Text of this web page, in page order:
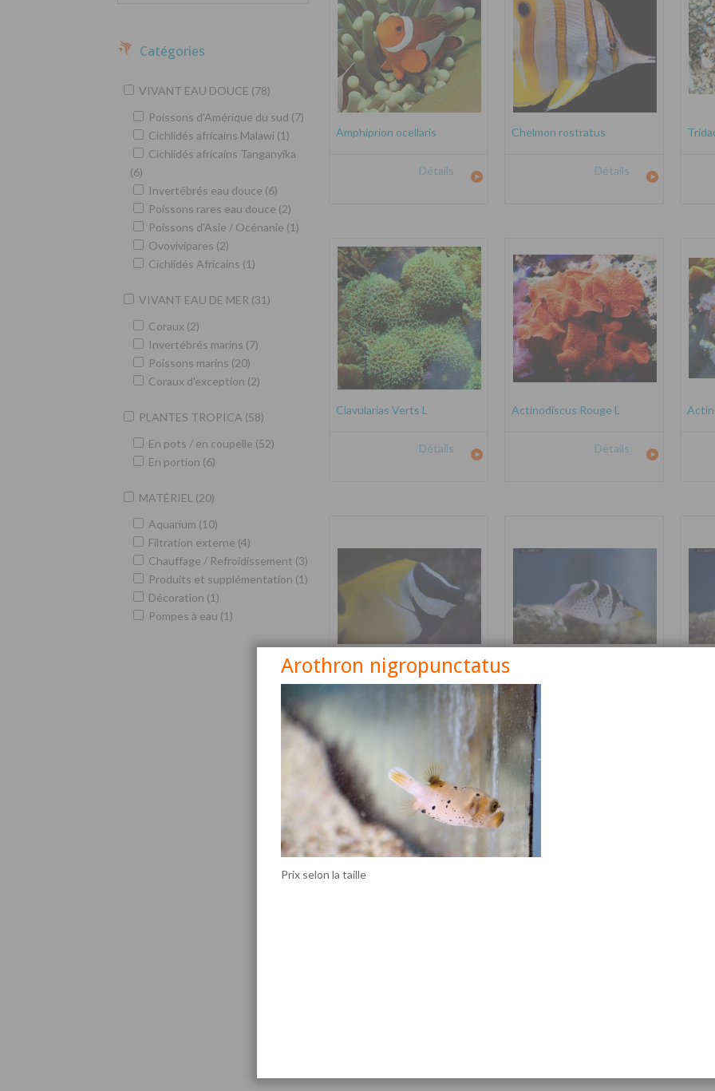
Catégories
VIVANT EAU DOUCE (78)
Poissons d'Amérique du sud (7)
Cichlidés africains Malawi (1)
Cichlidés africains Tanganyika
(6)
Invertébrés eau douce (6)
Poissons rares eau douce (2)
Poissons d'Asie / Océnanie (1)
Ovovivipares (2)
Cichlidés Africains (1)
VIVANT EAU DE MER (31)
Coraux (2)
Invertébrés marins (7)
Poissons marins (20)
Coraux d'exception (2)
PLANTES TROPICA (58)
En pots / en coupelle (52)
En portion (6)
MATÉRIEL (20)
Aquarium (10)
Filtration externe (4)
Chauffage / Refroidissement (3)
Produits et supplémentation (1)
Décoration (1)
Pompes à eau (1)
Amphiprion ocellaris
Détails
Chelmon rostratus
Détails
Clavularias Verts L
Détails
Actinodiscus Rouge L
Détails
Siganus vulpinus
Détails
Canthigaster valentini
Arothron nigropunctatus
Prix selon la taille